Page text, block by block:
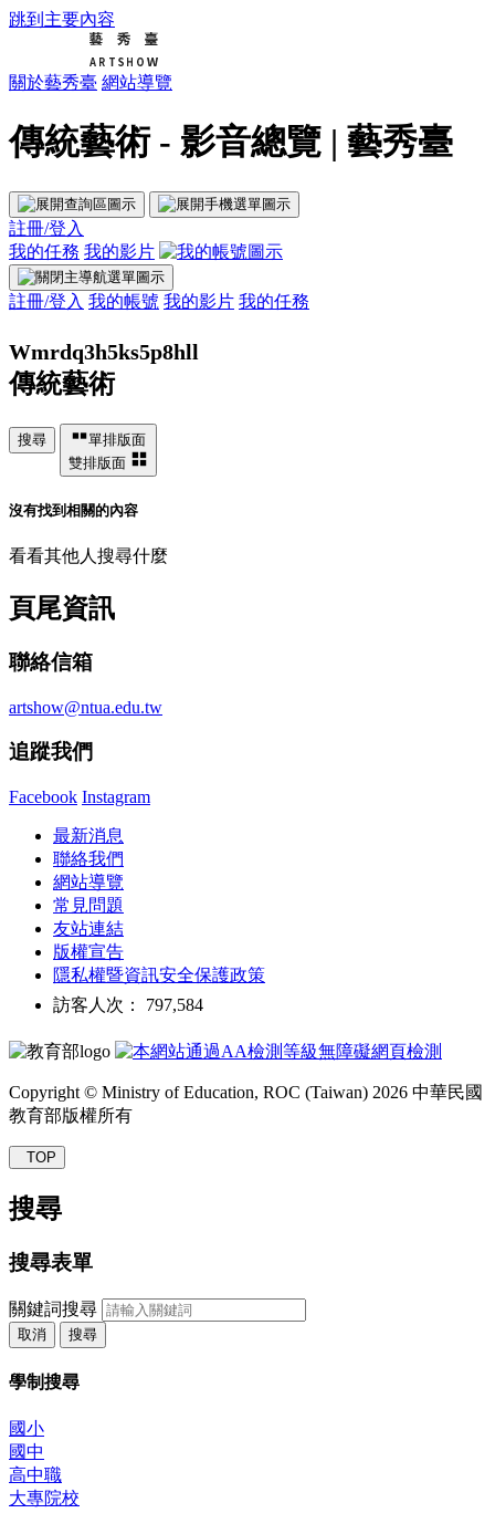
跳到主要內容
關於藝秀臺 網站導覽
傳統藝術 - 影音總覽 | 藝秀臺
註冊/登入
我的任務 我的影片
註冊/登入 我的帳號 我的影片 我的任務
Wmrdq3h5ks5p8hll
傳統藝術
搜尋
單排版面
雙排版面
沒有找到相關的內容
看看其他人搜尋什麼
頁尾資訊
聯絡信箱
artshow@ntua.edu.tw
追蹤我們
Facebook Instagram
最新消息
聯絡我們
網站導覽
常見問題
友站連結
版權宣告
隱私權暨資訊安全保護政策
訪客人次： 797,584
Copyright © Ministry of Education, ROC (Taiwan) 2026 中華民國
教育部版權所有
TOP
搜尋
搜尋表單
關鍵詞搜尋
取消 搜尋
學制搜尋
國小
國中
高中職
大專院校